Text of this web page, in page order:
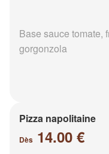
Base sauce tomate,
gorgonzola
Pizza napolitaine
Dès 14.00 €